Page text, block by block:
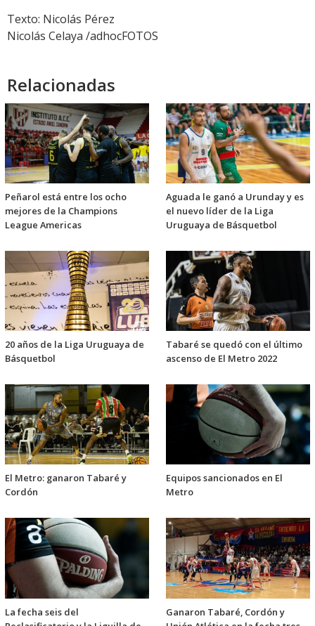
Texto: Nicolás Pérez
Nicolás Celaya /adhocFOTOS
Relacionadas
Peñarol está entre los ocho
mejores de la Champions
League Americas
Aguada le ganó a Urunday y es
el nuevo líder de la Liga
Uruguaya de Básquetbol
20 años de la Liga Uruguaya de
Básquetbol
Tabaré se quedó con el último
ascenso de El Metro 2022
El Metro: ganaron Tabaré y
Cordón
Equipos sancionados en El
Metro
La fecha seis del
Ganaron Tabaré, Cordón y